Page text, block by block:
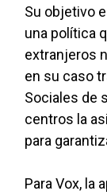
Su objetivo
una política
extranjeros
en su caso
Sociales de
centros la
para
Para Vox, la